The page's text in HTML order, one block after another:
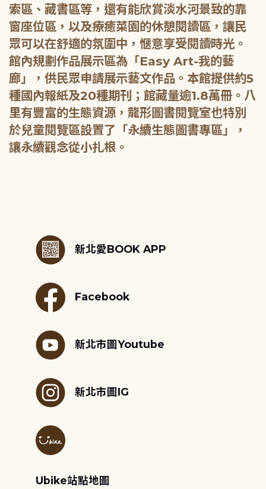
索區、藏書區等，還有能欣賞淡水河景致的靠
窗座位區，以及療癒菜園的休憩閱讀區，讓民
眾可以在舒適的氛圍中，愜意享受閱讀時光。
館內規劃作品展示區為「Easy Art-我的藝
廊」，供民眾申請展示藝文作品。本館提供約5
種國內報紙及20種期刊；館藏量逾1.8萬冊。八
里有豐富的生態資源，龍形圖書閱覽室也特別
於兒童閱覽區設置了「永續生態圖書專區」，
新北愛BOOK APP
Facebook
新北市圖Youtube
新北市圖IG
Ubike站點地圖